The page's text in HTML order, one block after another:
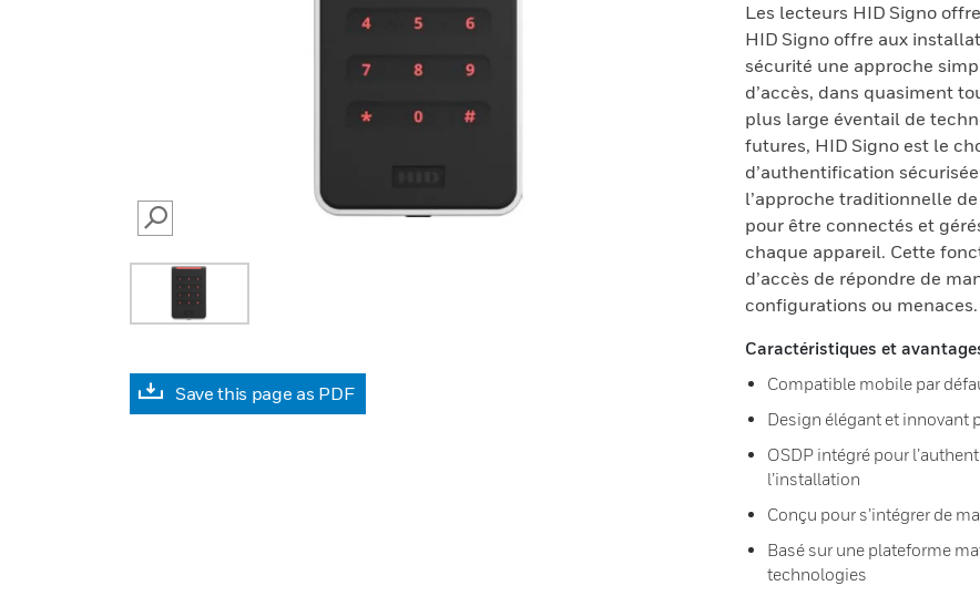
SEARCH
Save this page as PDF
Les lecteurs HID Signo
HID Signo offre aux
sécurité une approche
d’accès, dans quasiment
plus large éventail de
futures, HID Signo est le
d’authentification
l’approche traditionnelle
pour être connectés et
chaque appareil. Cette
d’accès de répondre de
configurations ou menaces.
Caractéristiques et
Compatible mobile par
Design élégant et innovant
OSDP intégré pour
l’installation
Conçu pour s’intégrer de
Basé sur une plateforme
technologies